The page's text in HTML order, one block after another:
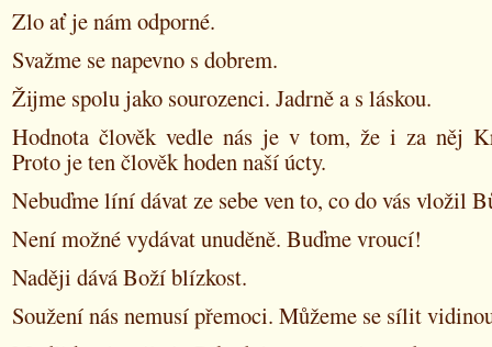
Zlo ať je nám odporné.
Svažme se napevno s dobrem.
Žijme spolu jako sourozenci. Jadrně a s láskou.
Hodnota člověk vedle nás je v tom, že i za něj
Proto je ten člověk hoden naší úcty.
Nebuďme líní dávat ze sebe ven to, co do vás vložil
Není možné vydávat unuděně. Buďme vroucí!
Naději dává Boží blízkost.
Soužení nás nemusí přemoci. Můžeme se sílit